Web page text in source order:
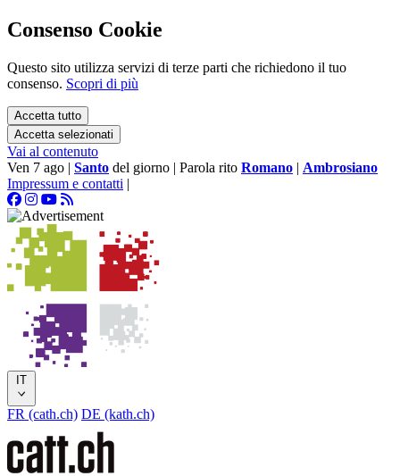
Consenso Cookie
Questo sito utilizza servizi di terze parti che richiedono il tuo
consenso. Scopri di più
Accetta tutto
Accetta selezionati
Vai al contenuto
Ven 7 ago | Santo del giorno | Parola rito Romano | Ambrosiano
Impressum e contatti |
IT
FR (cath.ch) DE (kath.ch)